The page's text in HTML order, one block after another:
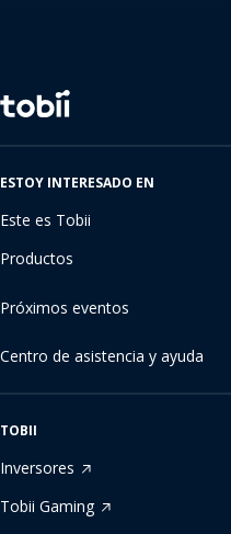
Cambiar
de
idioma
ESTOY INTERESADO EN
Este es Tobii
Productos
Próximos eventos
Centro de asistencia y ayuda
TOBII
Inversores
Tobii Gaming